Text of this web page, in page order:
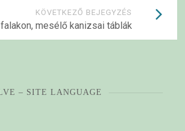
KÖVETKEZŐ BEJEGYZÉS
mesélő kanizsai táblák
– SITE LANGUAGE